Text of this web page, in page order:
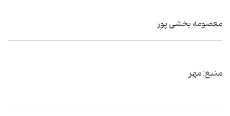
معصومه بخشی پور
منبع: مهر